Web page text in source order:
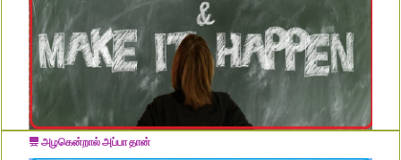
அழகென்றால் அப்பா தான்